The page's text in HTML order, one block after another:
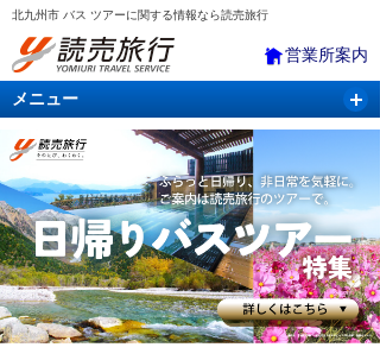
北九州市 バス ツアーに関する情報なら読売旅行
営業所案内
メニュー
国内旅行 バスツアー 海外旅行 クルーズ
航空・ＪＲ＋宿泊 航空券＆ホテル